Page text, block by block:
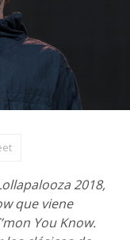
2018,
que viene
You Know.